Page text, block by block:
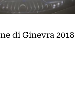
di Ginevra 2018